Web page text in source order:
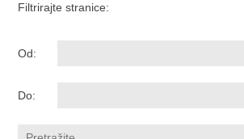
Filtrirajte stranice:
Od:
Do: